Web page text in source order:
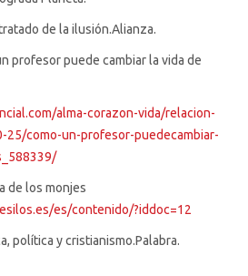
de la ilusión.Alianza.
profesor puede cambiar la vida de
alma-corazon-vida/relacion-
25/como-un-profesor-puedecambiar-
de los monjes
es/contenido/?iddoc=12
política y cristianismo.Palabra.